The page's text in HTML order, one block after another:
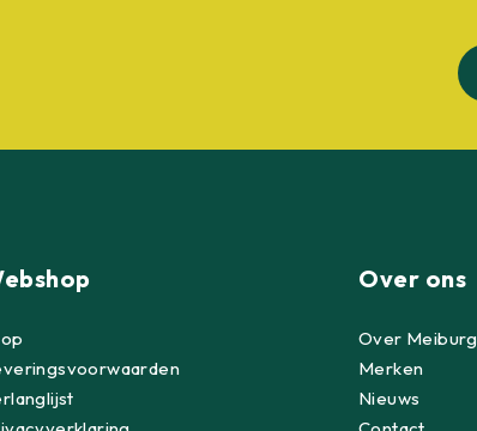
Over ons
Over Meiburg
Merken
Nieuws